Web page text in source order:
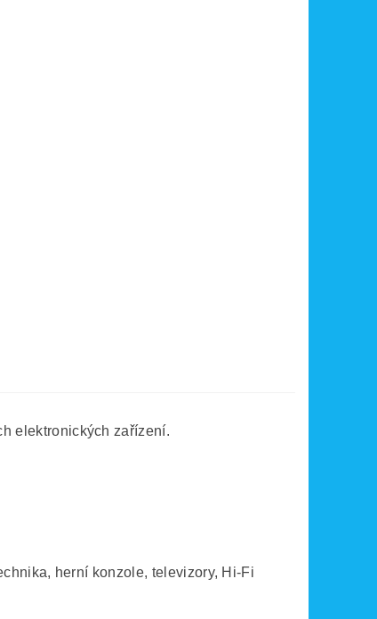
elektronických zařízení.
herní konzole, televizory, Hi-Fi